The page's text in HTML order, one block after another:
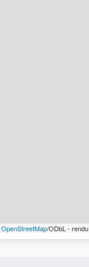
OpenStreetMap/ODbL - rendu